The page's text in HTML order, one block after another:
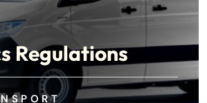
Regulations